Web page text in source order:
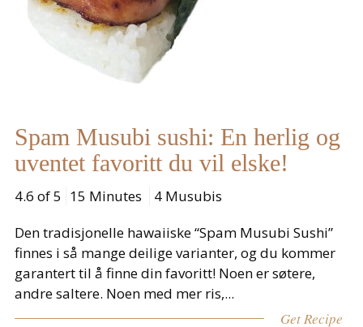
Spam Musubi sushi: En herlig og
uventet favoritt du vil elske!
4.6 of 5 15 Minutes
4 Musubis
Den tradisjonelle hawaiiske “Spam Musubi Sushi”
finnes i så mange deilige varianter, og du kommer
garantert til å finne din favoritt! Noen er søtere,
andre saltere. Noen med mer ris,...
Get Recipe